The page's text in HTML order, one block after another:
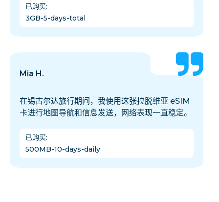
已购买:
3GB-5-days-total
Mia H.
在锡古尔达旅行期间，我使用这张拉脱维亚 eSIM
卡进行地图导航和信息发送，网络表现一直稳定。
已购买:
500MB-10-days-daily